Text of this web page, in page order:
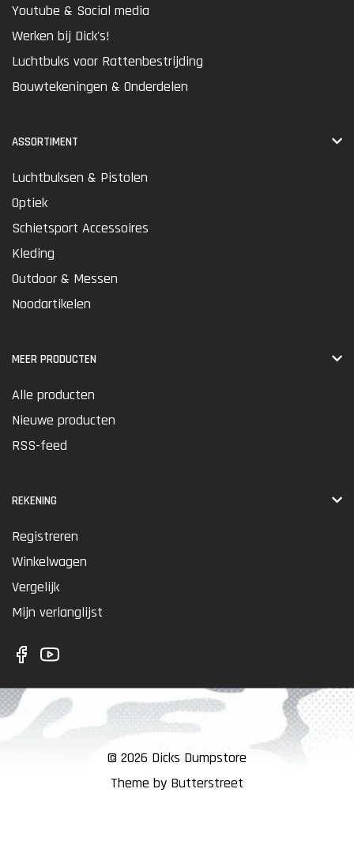
Youtube & Social media
Werken bij Dick's!
Luchtbuks voor Rattenbestrijding
Bouwtekeningen & Onderdelen
ASSORTIMENT
Luchtbuksen & Pistolen
Optiek
Schietsport Accessoires
Kleding
Outdoor & Messen
Noodartikelen
MEER PRODUCTEN
Alle producten
Nieuwe producten
RSS-feed
REKENING
Registreren
Winkelwagen
Vergelijk
Mijn verlanglijst
© 2026 Dicks Dumpstore
Theme by Butterstreet